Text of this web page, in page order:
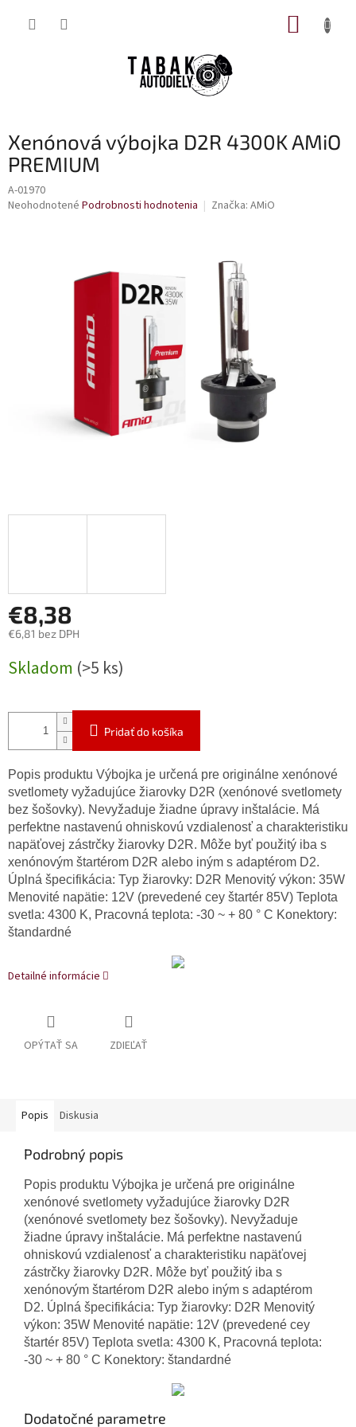
Xenónová výbojka D2R 4300K AMiO
PREMIUM
A-01970
Priemerné
Neohodnotené Podrobnosti hodnotenia Značka: AMiO
€8,38
€6,81 bez DPH
cena:
Skladom (>5 ks)
Pridať do košíka
Popis produktu Výbojka je určená pre originálne xenónové
svetlomety vyžadujúce žiarovky D2R (xenónové svetlomety
bez šošovky). Nevyžaduje žiadne úpravy inštalácie. Má
perfektne nastavenú ohniskovú vzdialenosť a charakteristiku
napäťovej zástrčky žiarovky D2R. Môže byť použitý iba s
xenónovým štartérom D2R alebo iným s adaptérom D2.
Úplná špecifikácia: Typ žiarovky: D2R Menovitý výkon: 35W
Menovité napätie: 12V (prevedené cey štartér 85V) Teplota
svetla: 4300 K, Pracovná teplota: -30 ~ + 80 ° C Konektory:
štandardné
Detailné informácie
OPÝTAŤ SA ZDIEĽAŤ
Popis Diskusia
Podrobný popis
Popis produktu Výbojka je určená pre originálne
xenónové svetlomety vyžadujúce žiarovky D2R
(xenónové svetlomety bez šošovky). Nevyžaduje
žiadne úpravy inštalácie. Má perfektne nastavenú
ohniskovú vzdialenosť a charakteristiku napäťovej
zástrčky žiarovky D2R. Môže byť použitý iba s
xenónovým štartérom D2R alebo iným s adaptérom
D2. Úplná špecifikácia: Typ žiarovky: D2R Menovitý
výkon: 35W Menovité napätie: 12V (prevedené cey
štartér 85V) Teplota svetla: 4300 K, Pracovná teplota:
-30 ~ + 80 ° C Konektory: štandardné
Dodatočné parametre